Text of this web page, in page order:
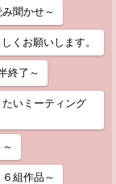
聞かせ～
くお願いします。
終了～
いミーティング
組作品～